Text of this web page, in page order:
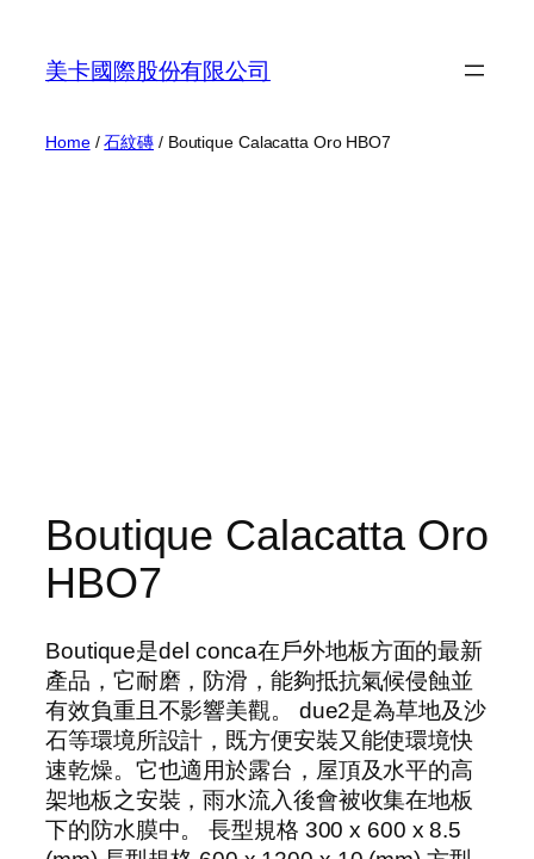
content
美卡國際股份有限公司
Home/石紋磚 / Boutique Calacatta Oro HBO7
Boutique Calacatta Oro
HBO7
Boutique是del conca在戶外地板方面的最新
產品，它耐磨，防滑，能夠抵抗氣候侵蝕並
有效負重且不影響美觀。 due2是為草地及沙
石等環境所設計，既方便安裝又能使環境快
速乾燥。它也適用於露台，屋頂及水平的高
架地板之安裝，雨水流入後會被收集在地板
下的防水膜中。 長型規格 300 x 600 x 8.5